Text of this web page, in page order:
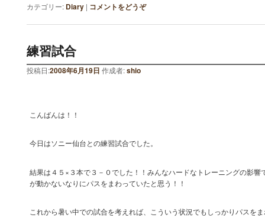
カテゴリー: Diary | コメントをどうぞ
練習試合
投稿日:2008年6月19日 作成者:shio
こんばんは！！
今日はソニー仙台との練習試合でした。
結果は４５×３本で３－０でした！！みんなハードなトレーニングの影
が動かないなりにパスをまわっていたと思う！！
これから暑い中での試合を考えれば、こういう状況でもしっかりパスを